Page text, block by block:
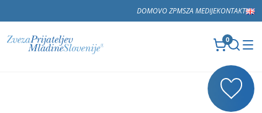
DOMOVO ZPMSZA MEDIJEKONTAKT
0